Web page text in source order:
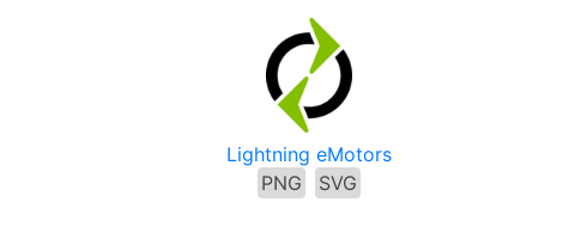
Lightning eMotors
PNG
SVG